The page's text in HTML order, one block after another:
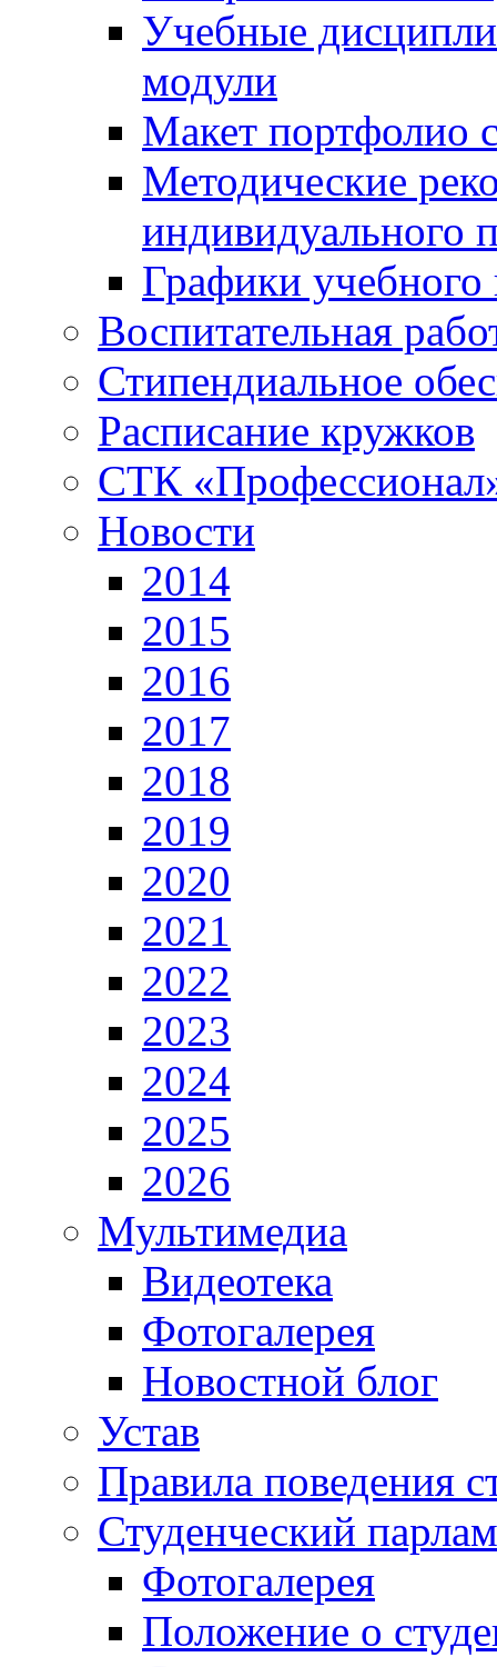
Учебные
модули
Макет портфолио
Методические
индивидуального
Графики учебного
Воспитательная
Стипендиальное
Расписание кружков
СТК
Новости
2014
2015
2016
2017
2018
2019
2020
2021
2022
2023
2024
2025
2026
Мультимедиа
Видеотека
Фотогалерея
Новостной блог
Устав
Правила поведения
Студенческий
Фотогалерея
Положение о